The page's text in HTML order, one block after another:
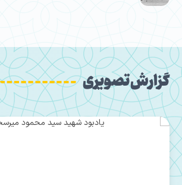
گزارش تصویری